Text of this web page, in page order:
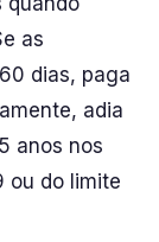
as
dias, paga
adia
anos nos
ou do limite